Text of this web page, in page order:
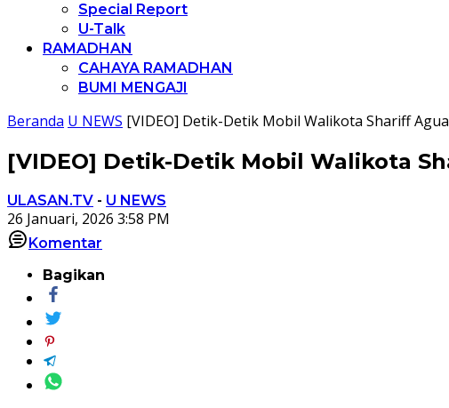
Special Report
U-Talk
RAMADHAN
CAHAYA RAMADHAN
BUMI MENGAJI
Beranda U NEWS [VIDEO] Detik-Detik Mobil Walikota Shariff
[VIDEO] Detik-Detik Mobil Walikota
ULASAN.TV - U NEWS
26 Januari, 2026 3:58 PM
Komentar
Bagikan